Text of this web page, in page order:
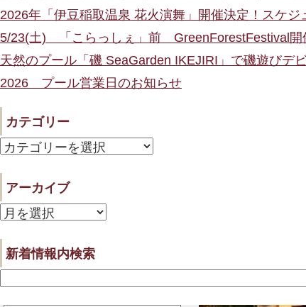
2026年「伊豆稲取温泉 花火演舞」開催決定！スケ
5/23(土) 「こらっしぇ」前 GreenForestFestival開
天然のプール「磯 SeaGarden IKEJIRI」で磯遊びデ
2026 プール営業日のお知らせ
カテゴリー
カ
テ
ゴ
リ
ー
アーカイブ
ア
ー
カ新着情報内検索